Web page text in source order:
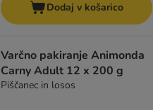
Dodaj v košarico
Varčno pakiranje Animonda
Carny Adult 12 x 200 g
Piščanec in losos